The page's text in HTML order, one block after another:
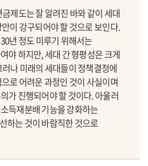
제도는 잘 알려진 바와 같이 세대
이 강구되어야 할 것으로 보인다.
년 정도 미루기 위해서는
야 하지만, 세대 간 형평성은 크게
나 미래의 세대들이 정책결정에
로 어려운 과정인 것이 사실이며
가 진행되어야 할 것이다. 아울러
득재분배 기능을 강화하는
하는 것이 바람직한 것으로